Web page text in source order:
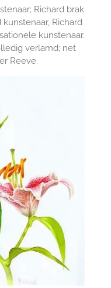
Richard brak
Richard
kunstenaar.
verlamd; net
Reeve.